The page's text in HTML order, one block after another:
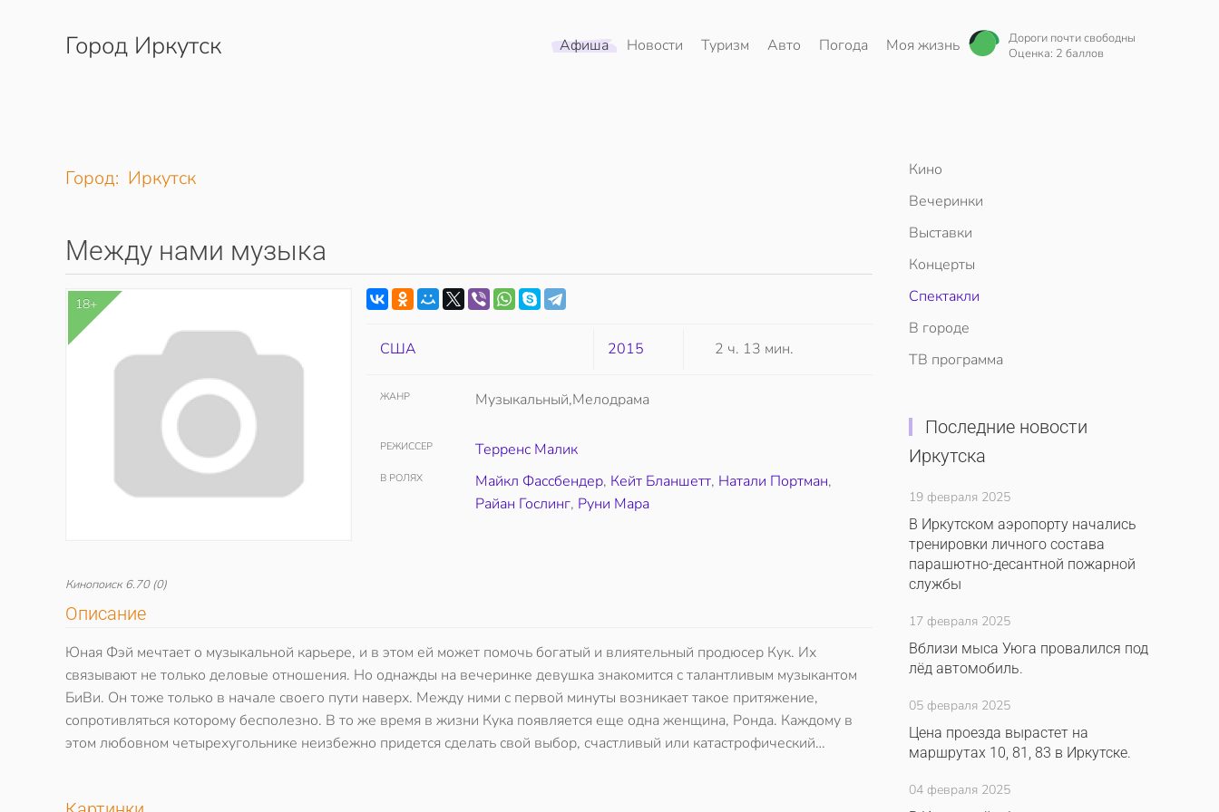
Перейти к содержимому
Город Иркутск Афиша Новости Туризм Авто Погода Моя жизнь
Дороги почти свободны
Оценка: 2 баллов
Город: Иркутск
Между нами музыка
18+
Кинопоиск 6.70(0)
США 2015 2 ч. 13 мин.
ЖАНР Музыкальный,Мелодрама
РЕЖИССЕР Терренс Малик
В РОЛЯХ Майкл Фассбендер, Кейт Бланшетт, Натали Портман,
Райан Гослинг, Руни Мара
Описание
Юная Фэй мечтает о музыкальной карьере, и в этом ей может помочь богатый и влиятельный продюсер Кук. Их
связывают не только деловые отношения. Но однажды на вечеринке девушка знакомится с талантливым музыкантом
БиВи. Он тоже только в начале своего пути наверх. Между ними с первой минуты возникает такое притяжение,
сопротивляться которому бесполезно. В то же время в жизни Кука появляется еще одна женщина, Ронда. Каждому в
этом любовном четырехугольнике неизбежно придется сделать свой выбор, счастливый или катастрофический…
Кино
Вечеринки
Выставки
Концерты
Спектакли
В городе
ТВ программа
Последние новости
Иркутска
19 февраля 2025
В Иркутском аэропорту начались
тренировки личного состава
парашютно-десантной пожарной
службы
17 февраля 2025
Вблизи мыса Уюга провалился под
лёд автомобиль.
05 февраля 2025
Цена проезда вырастет на
маршрутах 10, 81, 83 в Иркутске.
04 февраля 2025